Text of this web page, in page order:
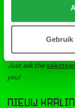
Gebruik
Heb je een
Bel met het
Persvragen? Bekijk
Do you want
Just ask the
you!
Nieuw